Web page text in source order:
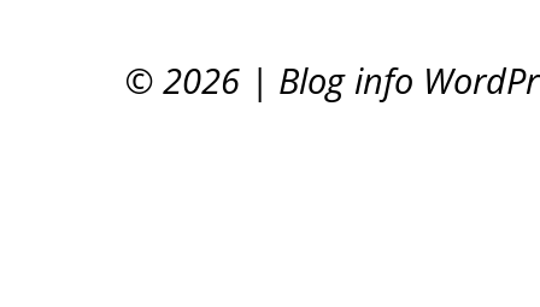
© 2026 | Blog info